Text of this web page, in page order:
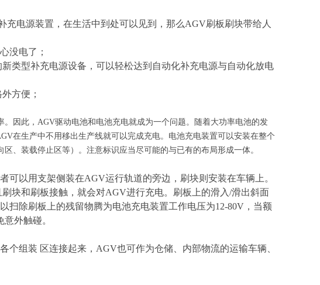
电源装置，在生活中到处可以见到，那么AGV刷板刷块带给人
没电了；
型补充电源设备，可以轻松达到自动化补充电源与自动化放电
方便；
因此，AGV驱动电池和电池充电就成为一个问题。随着大功率电池的发
在生产中不用移出生产线就可以完成充电。电池充电装置可以安装在整个
、装载停止区等）。注意标识应当尽可能的与已有的布局形成一体。
可以用支架侧装在AGV运行轨道的旁边，刷块则安装在车辆上。
块和刷板接触，就会对AGV进行充电。刷板上的滑入/滑出斜面
扫除刷板上的残留物腾为电池充电装置工作电压为12-80V，当额
外触碰。
组装 区连接起来，AGV也可作为仓储、内部物流的运输车辆、